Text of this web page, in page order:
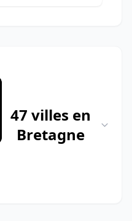
47 villes en
Bretagne